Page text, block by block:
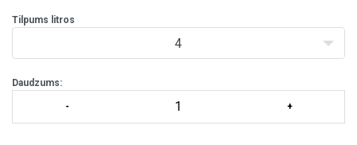
piestiprināt pie jostas darba laikā.
Plastmasas elements uzlabo redzamību somas iekšpusē
Tilpums litros
4
Daudzums: